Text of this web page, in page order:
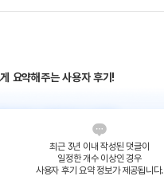
요약해주는 사용자 후기!
최근 3년 이내 작성된 댓글이
일정한 개수 이상인 경우
사용자 후기 요약 정보가 제공됩니다.